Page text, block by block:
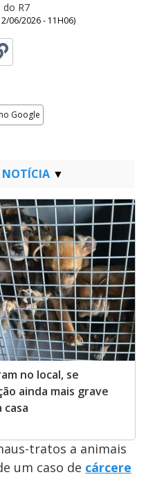
do R7
06/2026 - 11H06)
Google
NOTÍCIA
no local, se
ainda mais grave
tratos a animais
um caso de cárcere